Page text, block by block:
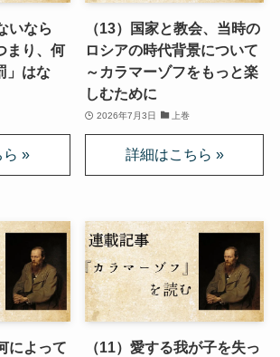
キーゆかりの地を巡る旅
の印象～パリ・ジョージアの旅
キー、妻と歩んだ運命の旅～狂気と愛
の世界
スターリン時代のソ連の歴史
連とナチスの絶滅戦争
いなら
まり、何
」はな
（13）国家と教会、当時の
ロシアの時代背景について
～カラマーゾフをもっと楽
しむために
2026年7月3日 上巻
によって
（11）愛する我が子を失っ